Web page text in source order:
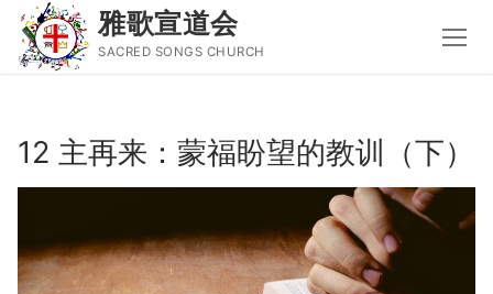
content
雅歌宣道会
SACRED SONGS CHURCH
Search
主页
12 主再来：蒙福盼望的教训（下）